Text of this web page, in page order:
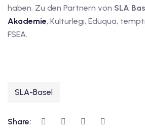
haben. Zu den Partnern von SLA
Akademie, Kulturlegi, Eduqua,
FSEA.
SLA-Basel
Share: